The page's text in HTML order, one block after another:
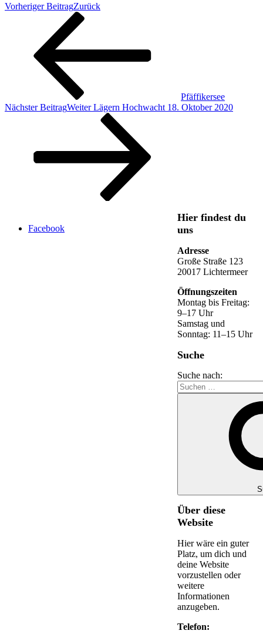
Vorheriger BeitragZurück
Pfäffikersee
Nächster BeitragWeiter Lägern Hochwacht 18. Oktober 2020
Hier findest du
uns
Adresse
Große Straße 123
20017 Lichtermeer
Öffnungszeiten
Montag bis Freitag:
9–17 Uhr
Samstag und
Sonntag: 11–15 Uhr
Suche
Suche nach:
Über diese
Website
Hier wäre ein guter
Platz, um dich und
deine Website
vorzustellen oder
weitere
Informationen
anzugeben.
Telefon:
Facebook